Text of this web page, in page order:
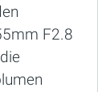
F2.8